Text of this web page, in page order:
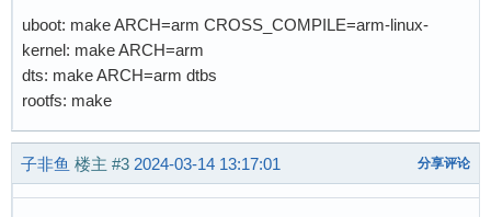
uboot: make ARCH=arm CROSS_COMPILE=arm-linux-
kernel: make ARCH=arm
dts: make ARCH=arm dtbs
rootfs: make
子非鱼 楼主 #3 2024-03-14 13:17:01 分享评论